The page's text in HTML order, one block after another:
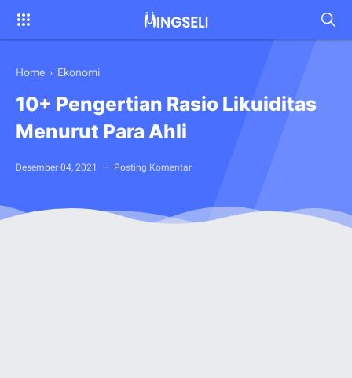
Home › Ekonomi
10+ Pengertian Rasio Likuiditas
Menurut Para Ahli
Desember 04, 2021 Posting Komentar